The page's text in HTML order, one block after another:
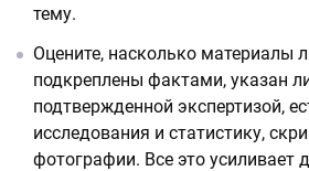
тему.
Оцените, насколько материалы
подкреплены фактами, указан
подтвержденной экспертизой,
исследования и статистику,
фотографии. Все это усиливает